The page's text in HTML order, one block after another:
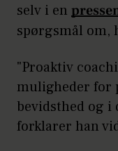
selv i en
spørgsmål om,
"Proaktiv
muligheder for
bevidsthed og i
forklarer han